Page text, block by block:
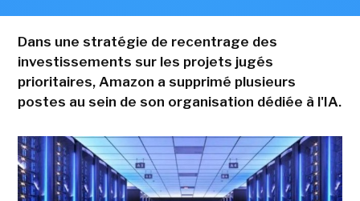
Dans une stratégie de recentrage des
investissements sur les projets jugés
prioritaires, Amazon a supprimé plusieurs
postes au sein de son organisation dédiée à l'IA.